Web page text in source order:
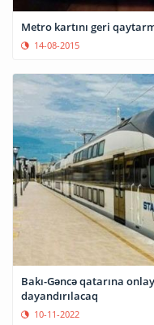
Metro kartını geri
14-08-2015
Bakı-Gəncə qatarına
dayandırılacaq
10-11-2022